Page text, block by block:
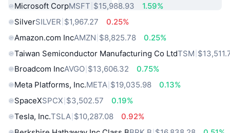
Microsoft CorpMSFT $15,988.93
1.59%
SilverSILVER $1,967.27
0.25%
Amazon.com IncAMZN $8,825.78
0.25%
Taiwan Semiconductor Manufacturing Co LtdTSM
Broadcom IncAVGO $13,606.32
0.75%
Meta Platforms, Inc.META $19,035.98
0.13%
SpaceXSPCX $3,502.57
0.19%
Tesla, Inc.TSLA $10,287.08
0.92%